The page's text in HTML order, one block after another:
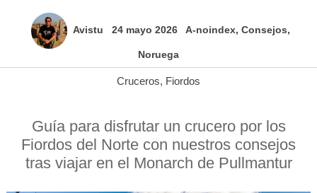
Avistu 24 mayo 2026 A-noindex, Consejos,
Noruega
Cruceros, Fiordos
Guía para disfrutar un crucero por los
Fiordos del Norte con nuestros consejos
tras viajar en el Monarch de Pullmantur